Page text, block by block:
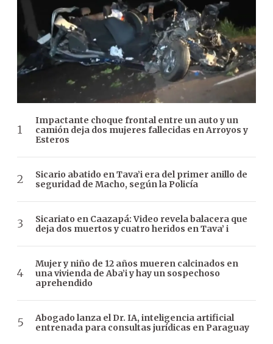
Impactante choque frontal entre un auto y un
camión deja dos mujeres fallecidas en Arroyos y
Esteros
Sicario abatido en Tava’i era del primer anillo de
seguridad de Macho, según la Policía
Sicariato en Caazapá: Video revela balacera que
deja dos muertos y cuatro heridos en Tava’ i
Mujer y niño de 12 años mueren calcinados en
una vivienda de Aba’i y hay un sospechoso
aprehendido
Abogado lanza el Dr. IA, inteligencia artificial
entrenada para consultas jurídicas en Paraguay